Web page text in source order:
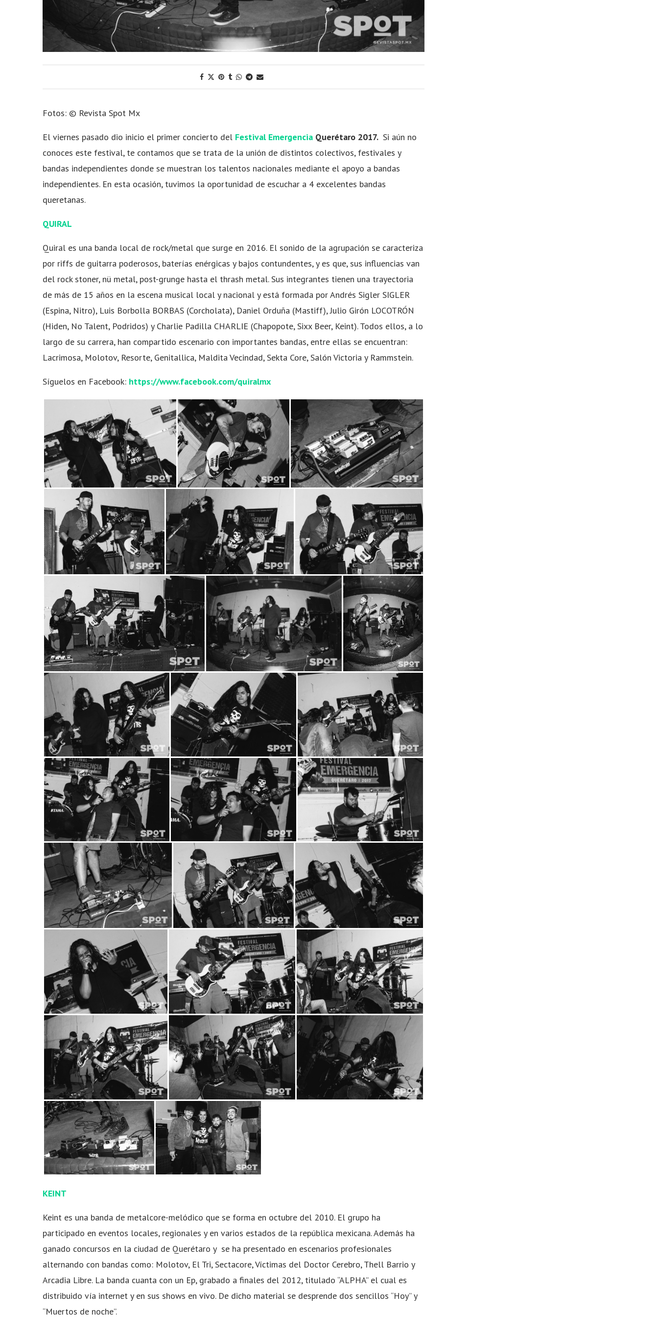
Fotos: © Revista Spot Mx
El viernes pasado dio inicio el primer concierto del Festival Emergencia Querétaro 2017. Si aún no
conoces este festival, te contamos que se trata de la unión de distintos colectivos, festivales y
bandas independientes donde se muestran los talentos nacionales mediante el apoyo a bandas
independientes. En esta ocasión, tuvimos la oportunidad de escuchar a 4 excelentes bandas
queretanas.
QUIRAL
Quiral es una banda local de rock/metal que surge en 2016. El sonido de la agrupación se caracteriza
por riffs de guitarra poderosos, baterías enérgicas y bajos contundentes, y es que, sus influencias van
del rock stoner, nü metal, post-grunge hasta el thrash metal. Sus integrantes tienen una trayectoria
de más de 15 años en la escena musical local y nacional y está formada por Andrés Sigler SIGLER
(Espina, Nitro), Luis Borbolla BORBAS (Corcholata), Daniel Orduña (Mastiff), Julio Girón LOCOTRÓN
(Hiden, No Talent, Podridos) y Charlie Padilla CHARLIE (Chapopote, Sixx Beer, Keint). Todos ellos, a lo
largo de su carrera, han compartido escenario con importantes bandas, entre ellas se encuentran:
Lacrimosa, Molotov, Resorte, Genitallica, Maldita Vecindad, Sekta Core, Salón Victoria y Rammstein.
Síguelos en Facebook: https://www.facebook.com/quiralmx
KEINT
Keint es una banda de metalcore-melódico que se forma en octubre del 2010. El grupo ha
participado en eventos locales, regionales y en varios estados de la república mexicana. Además ha
ganado concursos en la ciudad de Querétaro y se ha presentado en escenarios profesionales
alternando con bandas como: Molotov, El Tri, Sectacore, Víctimas del Doctor Cerebro, Thell Barrio y
Arcadia Libre. La banda cuanta con un Ep, grabado a finales del 2012, titulado “ALPHA” el cual es
distribuido vía internet y en sus shows en vivo. De dicho material se desprende dos sencillos “Hoy” y
“Muertos de noche”.